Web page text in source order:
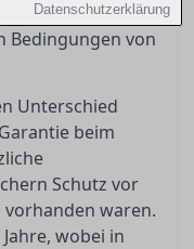
Datenschutzerklärung
sowie die
Bedingungen von
Unterschied
beim
Schutz vor
waren.
wobei in